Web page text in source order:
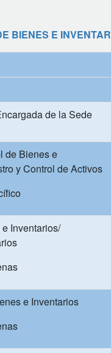
BIENES E
de la Sede
de Bienes e
y Control de Activos
Inventarios/
e Inventarios